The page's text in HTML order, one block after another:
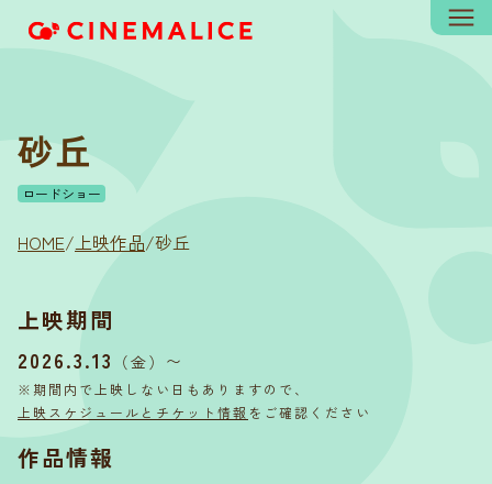
砂丘
ロードショー
HOME/上映作品/砂丘
上映期間
2026.3.13 （金） 〜
※期間内で上映しない日もありますので、
上映スケジュールとチケット情報 をご確認ください
作品情報